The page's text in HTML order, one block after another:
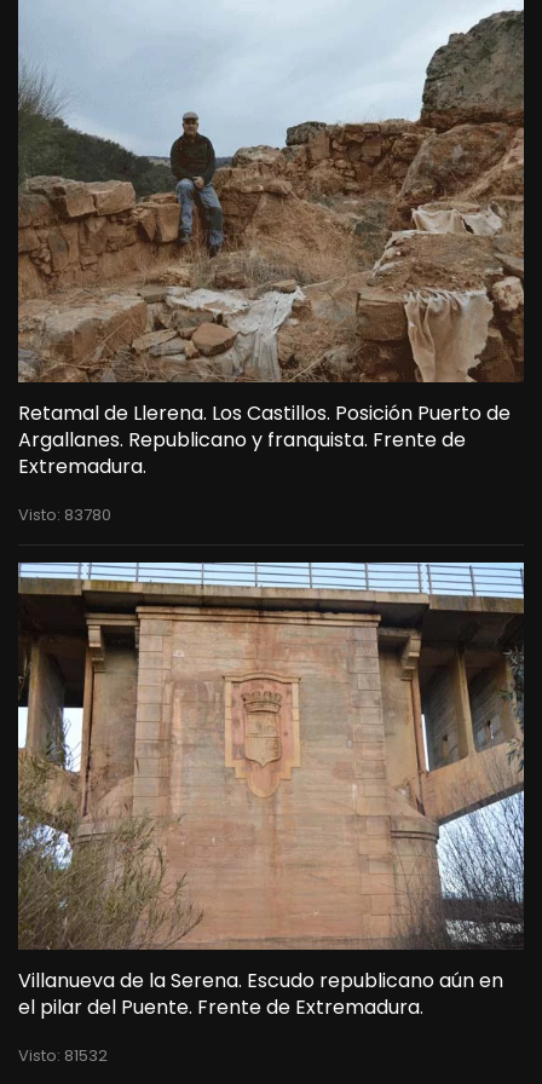
Retamal de Llerena. Los Castillos. Posición Puerto de
Argallanes. Republicano y franquista. Frente de
Extremadura.
Visto: 83780
Villanueva de la Serena. Escudo republicano aún en
el pilar del Puente. Frente de Extremadura.
Visto: 81532